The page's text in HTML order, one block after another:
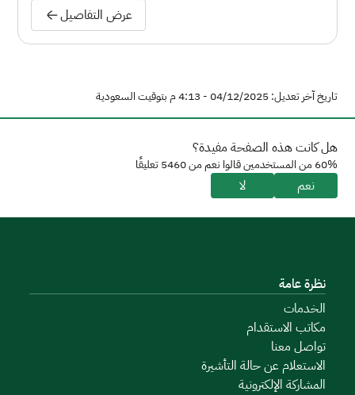
عرض التفاصيل
تاريخ آخر تعديل: 04/12/2025 - 4:13 م بتوقيت السعودية
هل كانت هذه الصفحة مفيدة؟
60% من المستخدمين قالوا نعم من 5460 تعليقًا
نعم لا
نظرة عامة
الخدمات
مكاتب الاستقدام
تواصل معنا
الاستعلام عن حالة التأشيرة
المشاركة الإلكترونية